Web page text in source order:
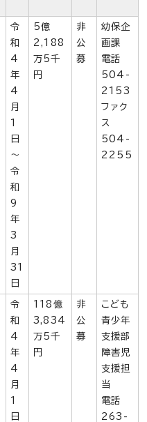
令
和
4
年
4
月
1
日
～
令
和
9
年
3
月
31
日
5億
2,188
万5千
円
非
公
募
幼保企
画課
電話
504-
2153
ファク
ス
504-
2255
令
和
4
年
4
月
1
日
118億
3,834
万5千
円
非
公
募
こども
青少年
支援部
障害児
支援担
当
電話
263-